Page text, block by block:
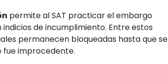
permite al SAT practicar el embargo
de incumplimiento. Entre estos
permanecen bloqueadas hasta que se
fue improcedente.